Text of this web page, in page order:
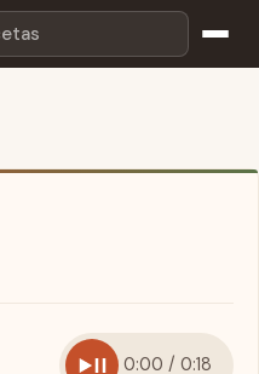
0:00 / 0:18